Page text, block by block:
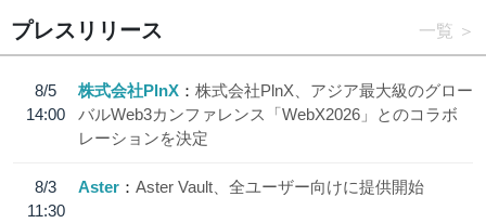
プレスリリース 一覧
8/5
14:00
株式会社PlnX
株式会社PlnX、アジア最大級のグロー
バルWeb3カンファレンス「WebX2026」とのコラボ
レーションを決定
8/3
11:30
Aster Aster Vault、全ユーザー向けに提供開始